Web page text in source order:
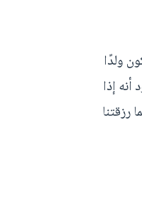
ولدًا
إذا
رزقتنا